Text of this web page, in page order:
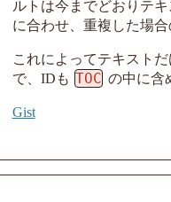
ルトは今までどおりテ
に合わせ、重複した場合
これによってテキスト
で、IDも TOC の中に含
Gist